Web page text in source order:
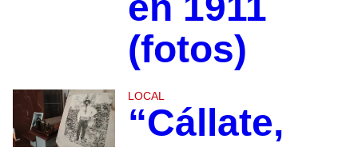
(fotos)
LOCAL
“Cállate,